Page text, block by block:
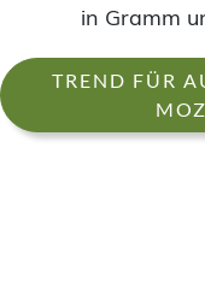
in Gramm
TREND FÜR